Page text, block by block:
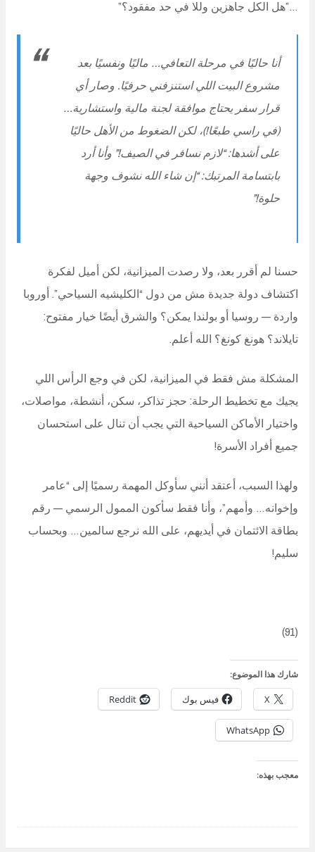
…”هل الكل جاهزين وللا في حد مفقود؟”
أنا حاليًا في مرحلة التعافي… ماليًا ونفسيًا بعد
مشروع البيت اللي استنزفني حرفيًا. وصار أي
قرار سفر يحتاج موافقة لجنة مالية واستشارية…
(في راسي طبعًا!)، لكنالضغوط من الأهل حاليًا
على أشدها: “لازم نسافر في الصيف!” وأنا أرد
بابتسامة المرتبك: “إن شاء الله نشوف وجهة
حلوة!”
حسنا لم أقرر بعد، ولا رصدت الميزانية، لكن أميل لفكرة
اكتشاف دولة جديدة مش من دول “الكليشيه السياحي”. أوروبا
واردة — روسيا أو بولندا يمكن؟ والشرق أيضًا خيار مفتوح:
تايلاند؟ هونغ كونغ؟ الله أعلم.
المشكلة مش فقط في الميزانية، لكن في وجع الرأس اللي
يجيك مع تخطيط الرحلة: حجز تذاكر، سكن، أنشطة، مواصلات،
واختيار الأماكن السياحية التي يجب أن تنال على استحسان
جميع أفراد الأسرة!
ولهذا السبب، أعتقد أنني سأوكل المهمة رسميًا إلى “عامر
وإخوانه… وأمهم”، وأنا فقط سأكون الممول الرسمي — رقم
بطاقة الائتمان في أيديهم، على الله نرجع سالمين… وبحساب
سليم!
(91)
شارك هذا الموضوع:
X فيس بوك Reddit
WhatsApp
معجب بهذه: